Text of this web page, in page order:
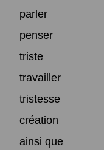
parler
penser
triste
travailler
tristesse
création
ainsi que